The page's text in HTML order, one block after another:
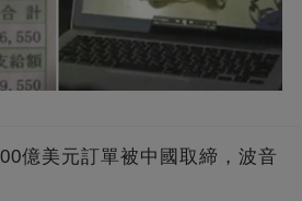
億美元訂單被中國取締，波音